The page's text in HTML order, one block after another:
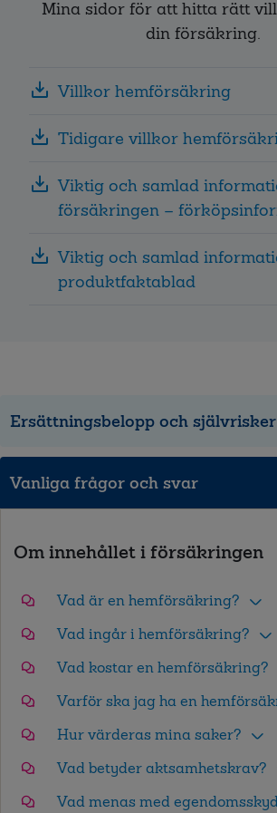
Mina sidor för att hitta rätt
din försäkring.
Villkor hemförsäkring
Tidigare villkor
Viktig och samlad
försäkringen –
Viktig och samlad
produktfaktablad
Ersättningsbelopp och självrisker
Vanliga frågor och svar
Om innehållet i försäkringen
Vad är en hemförsäkring?
Vad ingår i hemförsäkring?
Vad kostar en hemförsäkring?
Varför ska jag ha en
Hur värderas mina saker?
Vad betyder aktsamhetskrav?
Vad menas med